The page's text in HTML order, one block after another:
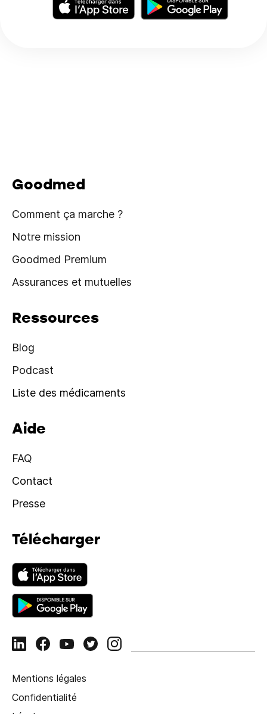
Goodmed
Comment ça marche ?
Notre mission
Goodmed Premium
Assurances et mutuelles
Ressources
Blog
Podcast
Liste des médicaments
Aide
FAQ
Contact
Presse
Télécharger
Mentions légales
Confidentialité